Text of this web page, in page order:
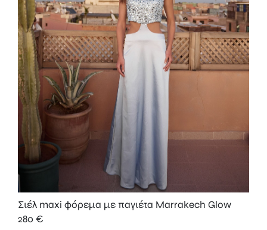
Σιέλ maxi φόρεμα με παγιέτα Marrakech Glow
280 €